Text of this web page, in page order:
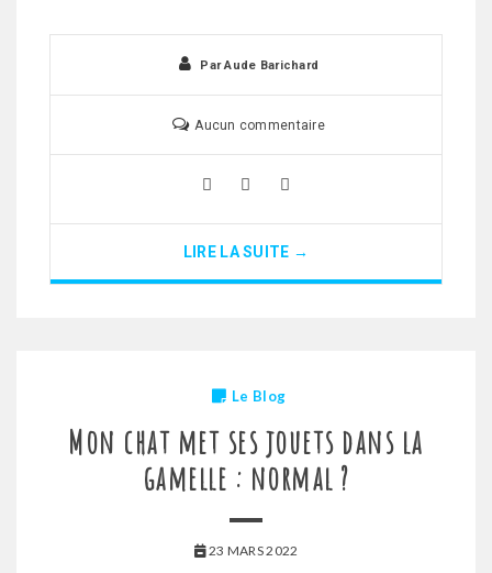
ParAude Barichard
Aucun commentaire
LIRE LA SUITE →
Le Blog
Mon chat met ses jouets dans la
gamelle : normal ?
23 MARS 2022